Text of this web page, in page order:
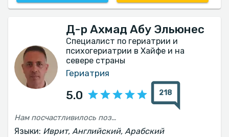
Д-р Ахмад Абу Эльюнес
Специалист по гериатрии и
психогериатрии в Хайфе и на
севере страны
Гериатрия
5.0 218
Нам посчастливилось познакомиться с доктором Ахмадом Абу Аль-Юнусом, который сочетает в себе профессионализм, чуткость и редкую человечность.
Языки: Иврит, Английский, Арабский